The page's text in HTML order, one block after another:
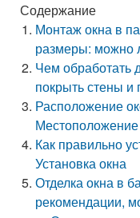
Содержание
Монтаж окна в
размеры: можно
Чем обработать
покрыть стены и
Расположение
Как правильно
Установка окна
Отделка окна в
рекомендации,